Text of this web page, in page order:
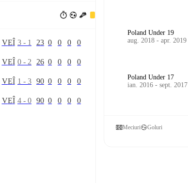
VEÎ 3 - 1 23 0 0 0 0
VEÎ 0 - 2 26 0 0 0 0
VEÎ 1 - 3 90 0 0 0 0
VEÎ 4 - 0 90 0 0 0 0
Poland Under 19
aug. 2018 - apr. 2019
Poland Under 17
ian. 2016 - sept. 2017
Meciuri Goluri